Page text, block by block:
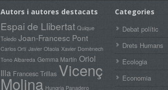
Autors i autores destacats
Espai de Llibertat Quique
Toledo Joan-Francesc Pont
Carlos Ortí Javier Otaola Xavier Domènech
Tono Albareda Gemma Martín Oriol
Illa Francesc Trillas Vicenç
Molina Hungria Panadero
Categories
Debat polític
Drets Humans
Ecologia
Economia